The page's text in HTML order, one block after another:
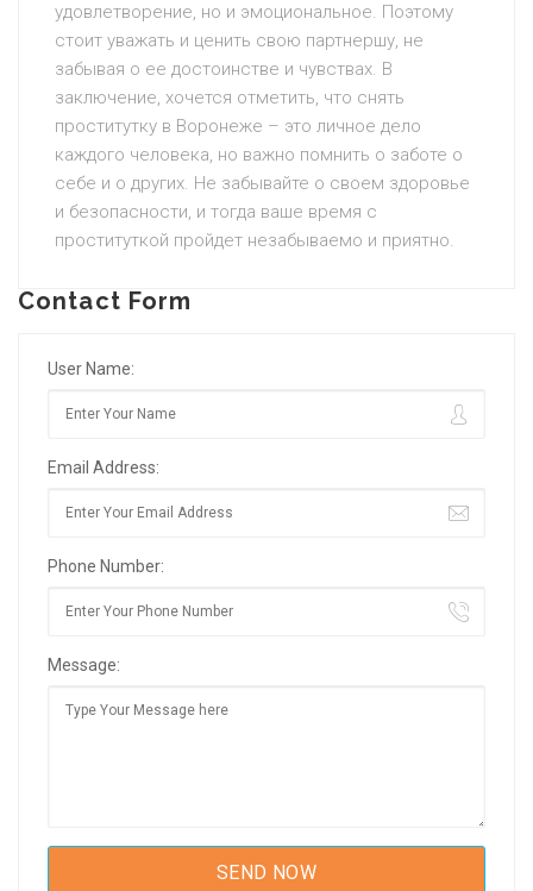
удовлетворение, но и эмоциональное. Поэтому
стоит уважать и ценить свою партнершу, не
забывая о ее достоинстве и чувствах. В
заключение, хочется отметить, что снять
проститутку в Воронеже – это личное дело
каждого человека, но важно помнить о заботе о
себе и о других. Не забывайте о своем здоровье
и безопасности, и тогда ваше время с
проституткой пройдет незабываемо и приятно.
Contact Form
User Name:
Email Address:
Phone Number:
Message: